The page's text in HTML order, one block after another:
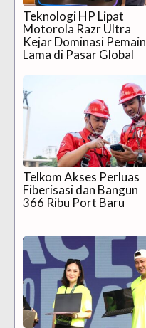
Teknologi HP Lipat
Motorola Razr Ultra
Kejar Dominasi Pemain
Lama di Pasar Global
Telkom Akses Perluas
Fiberisasi dan Bangun
366 Ribu Port Baru